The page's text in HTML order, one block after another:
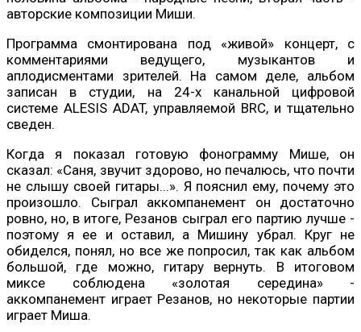
авторские композиции Миши.
Программа смонтирована под «живой» концерт, с
комментариями ведущего, музыкантов и
аплодисментами зрителей. На самом деле, альбом
записан в студии, на 24-х канальной цифровой
системе ALESIS ADAT, управляемой BRC, и тщательно
сведен.
Когда я показал готовую фонограмму Мише, он
сказал: «Саня, звучит здорово, но печалюсь, что почти
не слышу своей гитары...». Я пояснил ему, почему это
произошло. Сыграл аккомпанемент он достаточно
ровно, но, в итоге, Резанов сыграл его партию лучше -
поэтому я ее и оставил, а Мишину убрал. Круг не
обиделся, понял, но все же попросил, так как альбом
большой, где можно, гитару вернуть. В итоговом
миксе соблюдена «золотая середина» -
аккомпанемент играет Резанов, но некоторые партии
играет Миша.